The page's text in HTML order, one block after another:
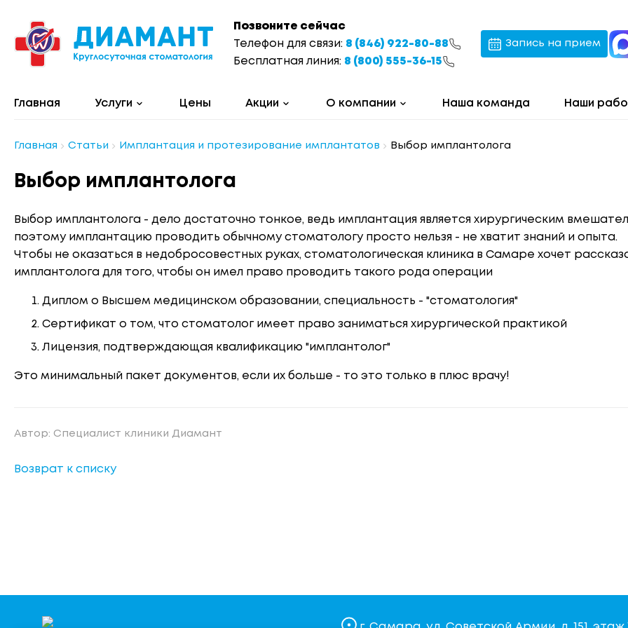
Позвоните сейчас
Телефон для связи: 8 (846) 922-80-88
Бесплатная линия: 8 (800) 555-36-15
Запись на прием
Главная Услуги Цены Акции О компании Наша команда Наши
Главная Статьи Имплантация и протезирование имплантатов Выбор имплантолога
Выбор имплантолога
Выбор имплантолога - дело достаточно тонкое, ведь имплантация является хирургическим
поэтому имплантацию проводить обычному стоматологу просто нельзя - не хватит знаний и опыта.
Чтобы не оказаться в недобросовестных руках, стоматологическая клиника в Самаре хочет
имплантолога для того, чтобы он имел право проводить такого рода операции
Диплом о Высшем медицинском образовании, специальность - "стоматология"
Сертификат о том, что стоматолог имеет право заниматься хирургической практикой
Лицензия, подтверждающая квалификацию "имплантолог"
Это минимальный пакет документов, если их больше - то это только в плюс врачу!
Автор: Специалист клиники Диамант
Возврат к списку